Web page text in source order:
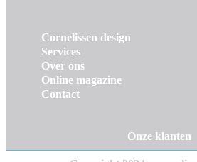
Cornelissen design
Services
Over ons
Online magazine
Contact
Onze klanten